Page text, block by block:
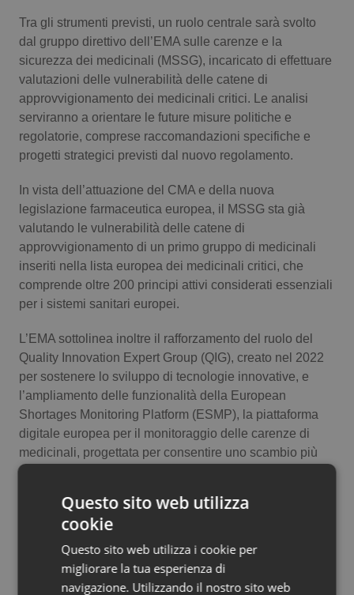
Puglia
Sardegna
Sicilia
Toscana
Umbria
Valle D’Aosta
Veneto
Malattie rare
Malattia di Crohn & Rettocolite Ulcerosa
Neuroscienze & patologie neurodegenerative
Obesità
Oftalmologia
Oncodermatologia
Oncoematologia
Psoriasi & pelle
Quotidiano Cardiologia
Quotidiano Chirurgia
Quotidiano Pediatria
Rene & patologie urogenitali
Tra gli strumenti previsti, un ruolo centrale sarà svolto
dal gruppo direttivo dell’EMA sulle carenze e la
sicurezza dei medicinali (MSSG), incaricato di effettuare
valutazioni delle vulnerabilità delle catene di
approvvigionamento dei medicinali critici. Le analisi
serviranno a orientare le future misure politiche e
regolatorie, comprese raccomandazioni specifiche e
progetti strategici previsti dal nuovo regolamento.
In vista dell’attuazione del CMA e della nuova
legislazione farmaceutica europea, il MSSG sta già
valutando le vulnerabilità delle catene di
approvvigionamento di un primo gruppo di medicinali
inseriti nella lista europea dei medicinali critici, che
comprende oltre 200 principi attivi considerati essenziali
per i sistemi sanitari europei.
L’EMA sottolinea inoltre il rafforzamento del ruolo del
Quality Innovation Expert Group (QIG), creato nel 2022
per sostenere lo sviluppo di tecnologie innovative, e
l’ampliamento delle funzionalità della European
Shortages Monitoring Platform (ESMP), la piattaforma
digitale europea per il monitoraggio delle carenze di
medicinali, progettata per consentire uno scambio più
rapido e basato sui dati tra industria e autorità
L’Agenzia ha infine accolto positivamente anche le
misure previste sul fronte degli aiuti di Stato e degli
acquisti congiunti europei, che pur restando fuori dal
mandato diretto dell’EMA potrebbero contribuire a
Questo sito web utilizza
cookie
Questo sito web utilizza i cookie per
migliorare la tua esperienza di
navigazione. Utilizzando il nostro sito web